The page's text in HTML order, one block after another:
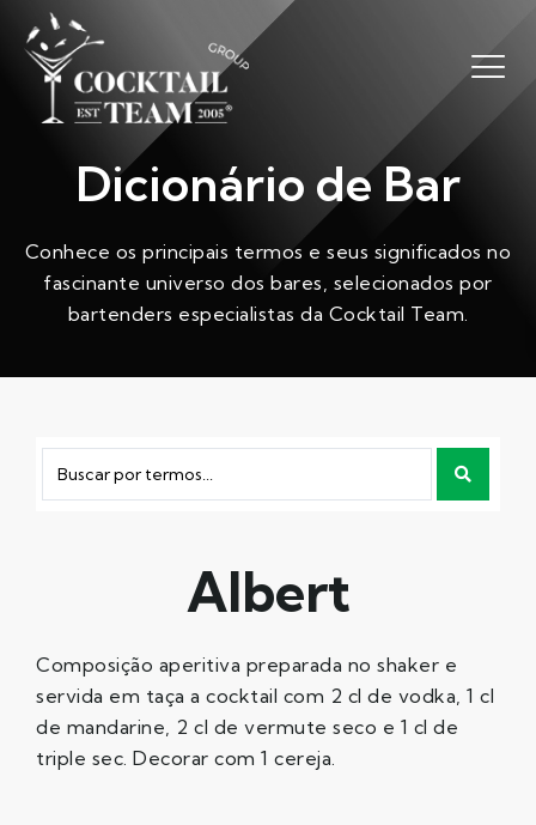
Dicionário de Bar
Conhece os principais termos e seus significados no
fascinante universo dos bares, selecionados por
bartenders especialistas da Cocktail Team.
Albert
Composição aperitiva preparada no shaker e
servida em taça a cocktail com 2 cl de vodka, 1 cl
de mandarine, 2 cl de vermute seco e 1 cl de
triple sec. Decorar com 1 cereja.